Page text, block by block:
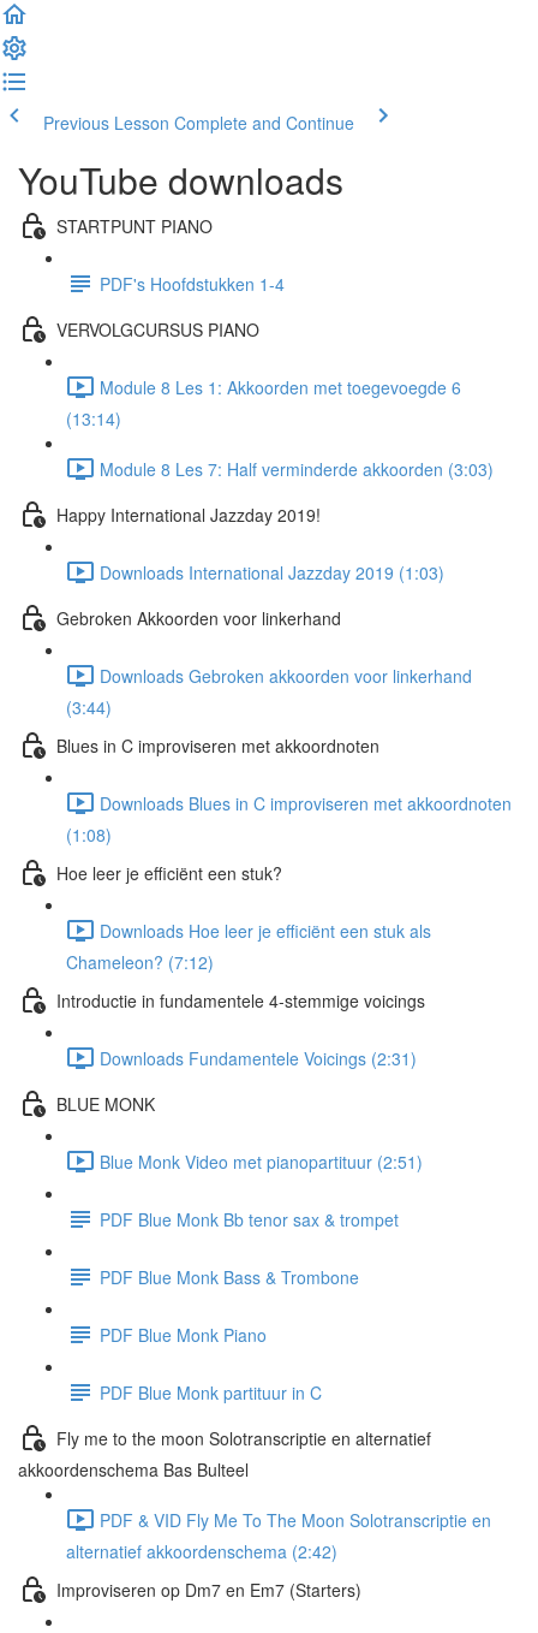
Previous Lesson Complete and Continue
YouTube downloads
STARTPUNT PIANO
PDF's Hoofdstukken 1-4
VERVOLGCURSUS PIANO
Module 8 Les 1: Akkoorden met toegevoegde 6
(13:14)
Module 8 Les 7: Half verminderde akkoorden (3:03)
Happy International Jazzday 2019!
Downloads International Jazzday 2019 (1:03)
Gebroken Akkoorden voor linkerhand
Downloads Gebroken akkoorden voor linkerhand
(3:44)
Blues in C improviseren met akkoordnoten
Downloads Blues in C improviseren met akkoordnoten
(1:08)
Hoe leer je efficiënt een stuk?
Downloads Hoe leer je efficiënt een stuk als
Chameleon? (7:12)
Introductie in fundamentele 4-stemmige voicings
Downloads Fundamentele Voicings (2:31)
BLUE MONK
Blue Monk Video met pianopartituur (2:51)
PDF Blue Monk Bb tenor sax & trompet
PDF Blue Monk Bass & Trombone
PDF Blue Monk Piano
PDF Blue Monk partituur in C
Fly me to the moon Solotranscriptie en alternatief
akkoordenschema Bas Bulteel
PDF & VID Fly Me To The Moon Solotranscriptie en
alternatief akkoordenschema (2:42)
Improviseren op Dm7 en Em7 (Starters)